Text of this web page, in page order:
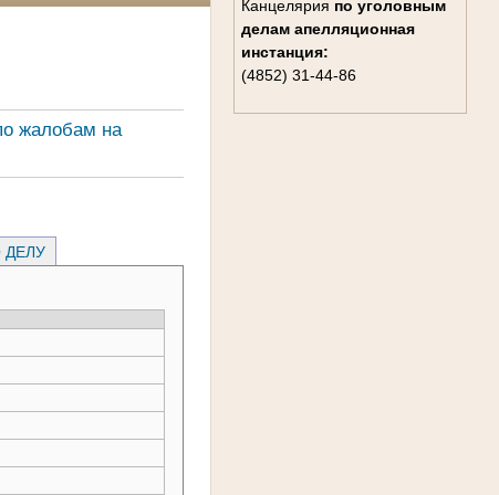
Канцелярия по уголовным
делам апелляционная
инстанция:
(4852) 31-44-86
жалобам на